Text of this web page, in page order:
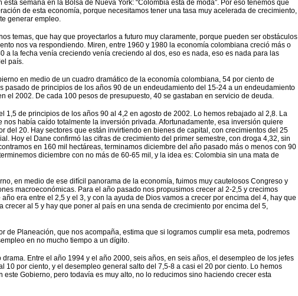
esta semana en la Bolsa de Nueva York: “Colombia está de moda”. Por eso tenemos que
de esta economía, porque necesitamos tener una tasa muy acelerada de crecimiento,
generar empleo.
temas, que hay que proyectarlos a futuro muy claramente, porque pueden ser obstáculos
nos va respondiendo. Miren, entre 1960 y 1980 la economía colombiana creció más o
a la fecha venía creciendo venía creciendo al dos, eso es nada, eso es nada para las
país.
en medio de un cuadro dramático de la economía colombiana, 54 por ciento de
pasado de principios de los años 90 de un endeudamiento del 15-24 a un endeudamiento
el 2002. De cada 100 pesos de presupuesto, 40 se gastaban en servicio de deuda.
1,5 de principios de los años 90 al 4,2 en agosto de 2002. Lo hemos rebajado al 2,8. La
nos había caído totalmente la inversión privada. Afortunadamente, esa inversión quiere
del 20. Hay sectores que están invirtiendo en bienes de capital, con crecimientos del 25
Hoy el Dane confirmó las cifras de crecimiento del primer semestre, con droga 4,32, sin
en 160 mil hectáreas, terminamos diciembre del año pasado más o menos con 90
diciembre con no más de 60-65 mil, y la idea es: Colombia sin una mata de
en medio de ese difícil panorama de la economía, fuimos muy cautelosos Congreso y
macroeconómicas. Para el año pasado nos propusimos crecer al 2-2,5 y crecimos
era entre el 2,5 y el 3, y con la ayuda de Dios vamos a crecer por encima del 4, hay que
crecer al 5 y hay que poner al país en una senda de crecimiento por encima del 5,
de Planeación, que nos acompaña, estima que si logramos cumplir esa meta, podremos
en no mucho tiempo a un dígito.
drama. Entre el año 1994 y el año 2000, seis años, en seis años, el desempleo de los jefes
10 por ciento, y el desempleo general salto del 7,5-8 a casi el 20 por ciento. Lo hemos
este Gobierno, pero todavía es muy alto, no lo reducimos sino haciendo crecer esta